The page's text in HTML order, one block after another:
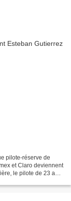
pilote-réserve de
et Claro deviennent
le pilote de 23 ans